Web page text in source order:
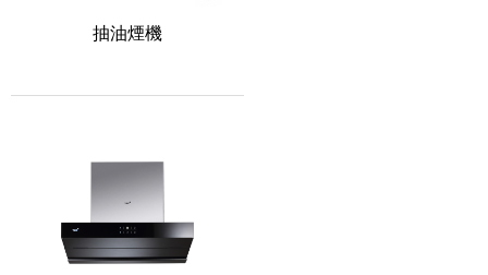
抽油煙機